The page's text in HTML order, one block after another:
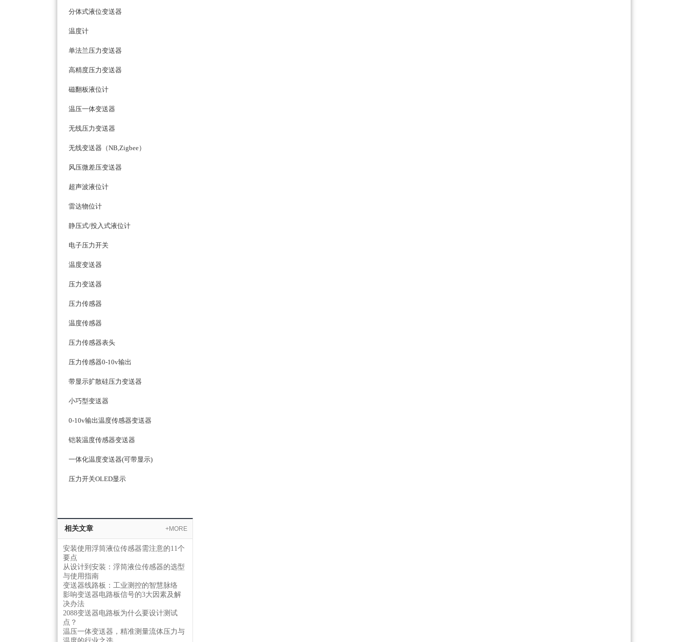
分体式液位变送器
温度计
单法兰压力变送器
高精度压力变送器
磁翻板液位计
温压一体变送器
无线压力变送器
无线变送器（NB,Zigbee）
风压微差压变送器
超声波液位计
雷达物位计
静压式/投入式液位计
电子压力开关
温度变送器
压力变送器
压力传感器
温度传感器
压力传感器表头
压力传感器0-10v输出
带显示扩散硅压力变送器
小巧型变送器
0-10v输出温度传感器变送器
铠装温度传感器变送器
一体化温度变送器(可带显示)
压力开关OLED显示
相关文章 +MORE
安装使用浮筒液位传感器需注意的11个
要点
从设计到安装：浮筒液位传感器的选型
与使用指南
变送器线路板：工业测控的智慧脉络
影响变送器电路板信号的3大因素及解
决办法
2088变送器电路板为什么要设计测试
点？
温压一体变送器，精准测量流体压力与